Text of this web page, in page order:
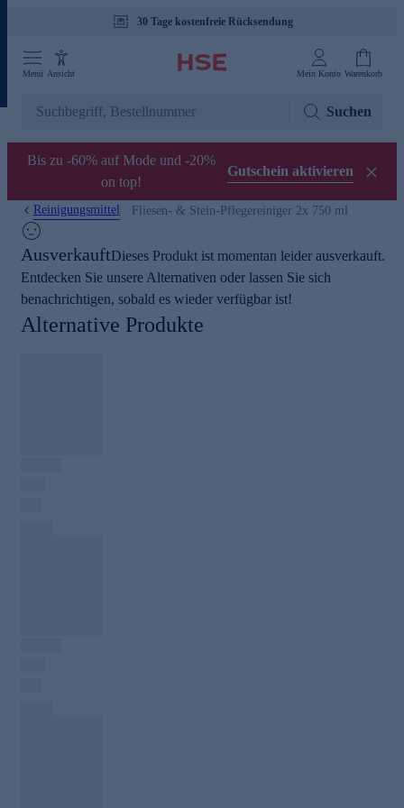
30 Tage kostenfreie Rücksendung
Tagesaktuelle Angebote
Menü Ansicht Mein Konto Warenkorb
Suchen
Bis zu -60% auf Mode und -20%
on top!
Gutschein aktivieren
Reinigungsmittel Fliesen- & Stein-Pflegereiniger 2x 750 ml
AusverkauftDieses Produkt ist momentan leider ausverkauft.
Entdecken Sie unsere Alternativen oder lassen Sie sich
benachrichtigen, sobald es wieder verfügbar ist!
Alternative Produkte